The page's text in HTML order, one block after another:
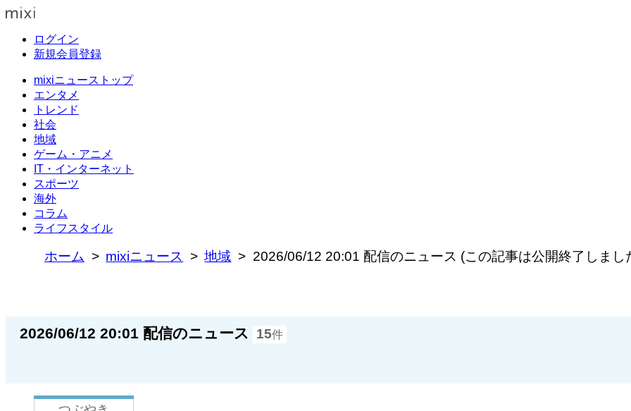
ログイン
新規会員登録
mixiニューストップ
エンタメ
トレンド
社会
地域
ゲーム・アニメ
IT・インターネット
スポーツ
海外
コラム
ライフスタイル
ホーム mixiニュース 地域 2026/06/12 20:01 配信のニュース (この記事は公開終了しまし
2026/06/12 20:01 配信のニュース 15件